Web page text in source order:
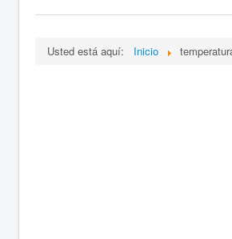
Usted está aquí: Inicio